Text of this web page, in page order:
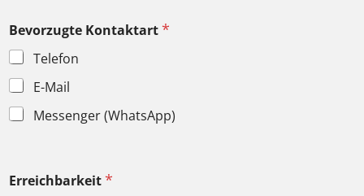
Bevorzugte Kontaktart*
Telefon
E-Mail
Messenger (WhatsApp)
Erreichbarkeit*